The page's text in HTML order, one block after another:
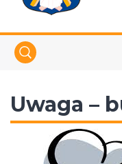
Uwaga –